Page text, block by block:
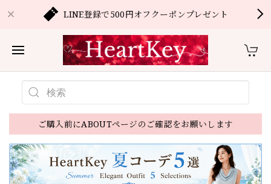
LINE登録で500円オフクーポンプレゼント
ご購入前にABOUTページのご確認をお願いします